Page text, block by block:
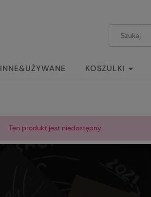
INNE&UŻYWANE KOSZULKI
Ten produkt jest niedostępny.